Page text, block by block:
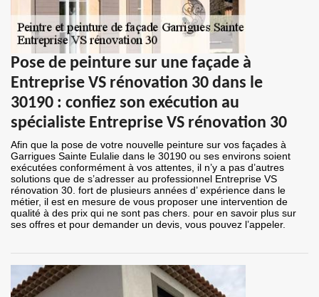
Pose de peinture sur une façade à
Entreprise VS rénovation 30 dans le
30190 : confiez son exécution au
spécialiste Entreprise VS rénovation 30
Afin que la pose de votre nouvelle peinture sur vos façades à
Garrigues Sainte Eulalie dans le 30190 ou ses environs soient
exécutées conformément à vos attentes, il n’y a pas d’autres
solutions que de s’adresser au professionnel Entreprise VS
rénovation 30. fort de plusieurs années d’ expérience dans le
métier, il est en mesure de vous proposer une intervention de
qualité à des prix qui ne sont pas chers. pour en savoir plus sur
ses offres et pour demander un devis, vous pouvez l’appeler.